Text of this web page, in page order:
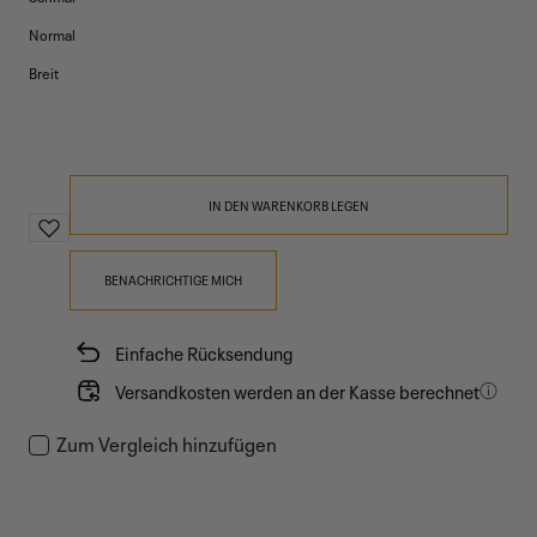
Normal
Breit
IN DEN WARENKORB LEGEN
BENACHRICHTIGE MICH
Einfache Rücksendung
Versandkosten werden an der Kasse berechnet
Zum Vergleich hinzufügen